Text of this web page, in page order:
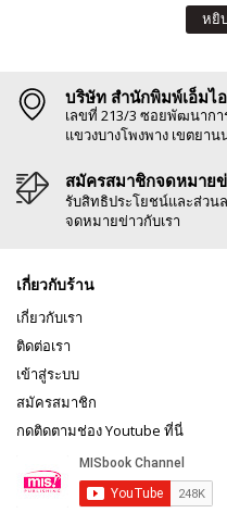
หยิ
บริษัท สำนักพิมพ์เอ็มไ
เลขที่ 213/3 ซอยพัฒนากา
แขวงบางโพงพาง เขตยาน
สมัครสมาชิกจดหมาย
รับสิทธิประโยชน์และส่วน
จดหมายข่าวกับเรา
เกี่ยวกับร้าน
เกี่ยวกับเรา
ติดต่อเรา
เข้าสู่ระบบ
สมัครสมาชิก
กดติดตามช่อง Youtube ที่นี่